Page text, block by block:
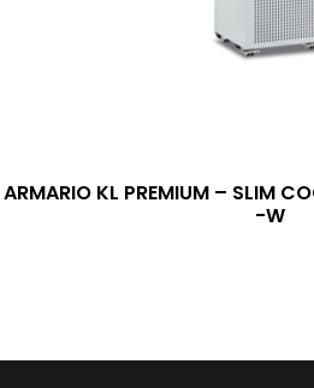
ARMARIO KL PREMIUM – SLIM
-W